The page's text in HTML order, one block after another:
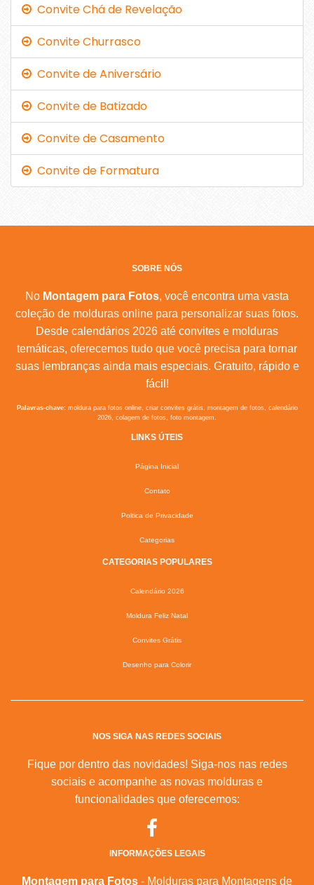
Convite Chá de Revelação
Convite Churrasco
Convite de Aniversário
Convite de Batizado
Convite de Casamento
Convite de Formatura
SOBRE NÓS
No Montagem para Fotos, você encontra uma vasta
coleção de molduras online para personalizar suas fotos.
Desde calendários 2026 até convites e molduras
temáticas, oferecemos tudo que você precisa para tornar
suas lembranças ainda mais especiais. Gratuito, rápido e
fácil!
Palavras-chave:moldura para fotos online, criar convites grátis, montagem de fotos, calendário
2026, colagem de fotos, foto montagem.
LINKS ÚTEIS
Página Inicial
Contato
Poltica de Privacidade
Categorias
CATEGORIAS POPULARES
Calendário 2026
Moldura Feliz Natal
Convites Grátis
Desenho para Colorir
NOS SIGA NAS REDES SOCIAIS
Fique por dentro das novidades! Siga-nos nas redes
sociais e acompanhe as novas molduras e
funcionalidades que oferecemos:
INFORMAÇÕES LEGAIS
Montagem para Fotos - Molduras para Montagens de